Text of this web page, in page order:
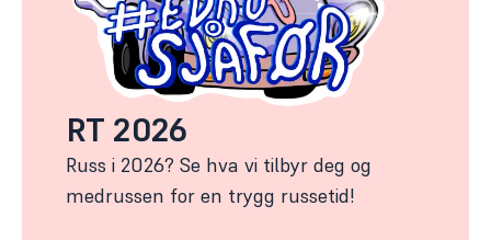
RT 2026
Russ i 2026? Se hva vi tilbyr deg og
medrussen for en trygg russetid!